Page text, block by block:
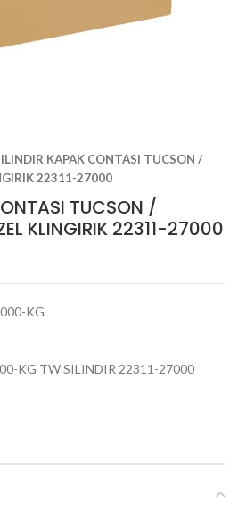
KAPAK CONTASI TUCSON /
22311-27000
TUCSON /
KLINGIRIK 22311-27000
KG
KG TW SILINDIR 22311-27000